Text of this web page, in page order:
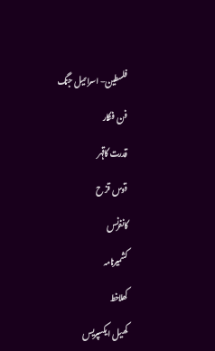
فلسطین- اسرائیل جنگ
فن فنکار
قدرت کاقہر
قوس قزح
کانفرنس
کشمیرنامہ
کھلاخط
کھیل ایکسپریس